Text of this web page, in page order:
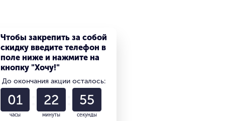
Чтобы закрепить за собой
скидку введите телефон в
поле ниже и нажмите на
кнопку "Хочу!"
До окончания акции осталось:
01
часы
22
минуты
55
секунды